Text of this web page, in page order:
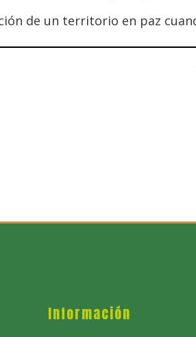
de un territorio en paz
Información